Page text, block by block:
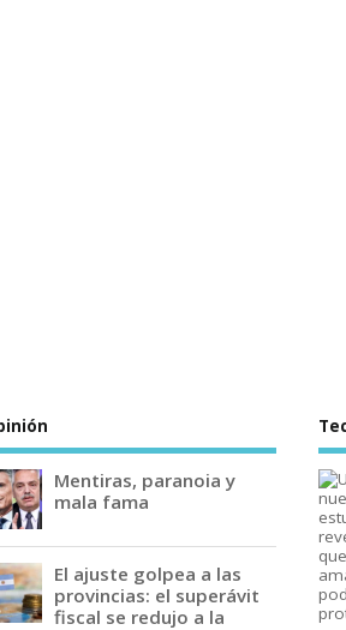
Mentiras, paranoia y
mala fama
El ajuste golpea a las
provincias: el superávit
fiscal se redujo a la